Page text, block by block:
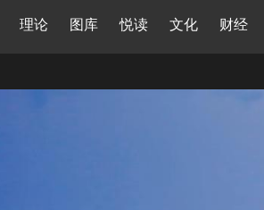
理论 图库 悦读 文化 财经